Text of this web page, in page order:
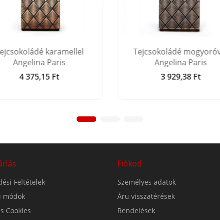
karamellel
Angelina Paris
Ár
4 375,15 Ft
Tejcsokoládé
Angelina Paris
Ár
3 929,38 Ft
Feltételek
módok
Cookies
Fiókod
Személyes adatok
Áru visszatérések
Rendelések